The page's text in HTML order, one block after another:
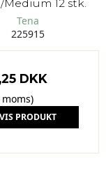
Medium 12 stk.
Tena
225915
DKK
VIS PRODUKT